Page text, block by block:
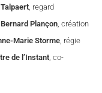
, regard
Bernard Plançon , création
Marie Storme , régie
de l’Instant , co-